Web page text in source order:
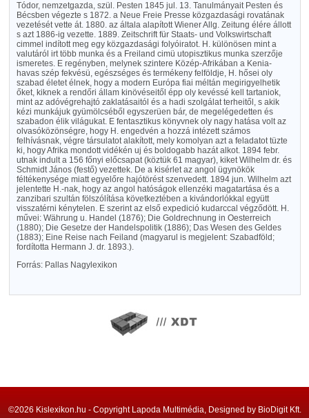
Tódor, nemzetgazda, szül. Pesten 1845 jul. 13. Tanulmányait Pesten és
Bécsben végezte s 1872. a Neue Freie Presse közgazdasági rovatának
vezetését vette át. 1880. az általa alapított Wiener Allg. Zeitung élére állott
s azt 1886-ig vezette. 1889. Zeitschrift für Staats- und Volkswirtschaft
cimmel indított meg egy közgazdasági folyóiratot. H. különösen mint a
valutáról irt több munka és a Freiland cimü utopisztikus munka szerzője
ismeretes. E regényben, melynek szintere Közép-Afrikában a Kenia-
havas szép fekvésü, egészséges és termékeny felföldje, H. hősei oly
szabad életet élnek, hogy a modern Európa fiai méltán megirigyelhetik
őket, kiknek a rendőri állam kinövéseitől épp oly kevéssé kell tartaniok,
mint az adóvégrehajtó zaklatásaitól és a hadi szolgálat terheitől, s akik
kézi munkájuk gyümölcséből egyszerüen bár, de megelégedetten és
szabadon élik világukat. E fentasztikus könyvnek oly nagy hatása volt az
olvasóközönségre, hogy H. engedvén a hozzá intézett számos
felhívásnak, végre társulatot alakított, mely komolyan azt a feladatot tüzte
ki, hogy Afrika mondott vidékén uj és boldogabb hazát alkot. 1894 febr.
utnak indult a 156 főnyi előcsapat (köztük 61 magyar), kiket Wilhelm dr. és
Schmidt János (festő) vezettek. De a kisérlet az angol ügynökök
féltékenysége miatt egyelőre hajótörést szenvedett. 1894 jun. Wilhelm azt
jelentette H.-nak, hogy az angol hatóságok ellenzéki magatartása és a
zanzibari szultán fölszólítása következtében a kivándorlókkal együtt
visszatérni kénytelen. E szerint az első expedició kudarccal végződött. H.
művei: Währung u. Handel (1876); Die Goldrechnung in Oesterreich
(1880); Die Gesetze der Handelspolitik (1886); Das Wesen des Geldes
(1883); Eine Reise nach Feiland (magyarul is megjelent: Szabadföld;
fordította Hermann J. dr. 1893.).
Forrás: Pallas Nagylexikon
©2026 Kislexikon.hu - Copyright Lapoda Multimédia, Designed by BioDigit Kft.